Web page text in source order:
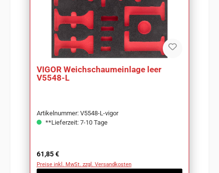
VIGOR Weichschaumeinlage leer
V5548-L
Artikelnummer: V5548-L-vigor
**Lieferzeit: 7-10 Tage
Regulärer Preis:
61,85 €
Preise inkl. MwSt. zzgl. Versandkosten